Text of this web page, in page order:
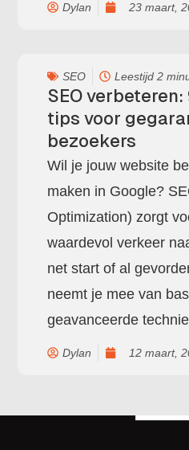
Dylan 23 maart,
SEO Leestijd 2
SEO
tips voor
bezoekers
Wil je jouw website
maken in Google?
Optimization) zorgt
waardevol verkeer
net start of al
neemt je mee van
geavanceerde
Dylan 12 maart,